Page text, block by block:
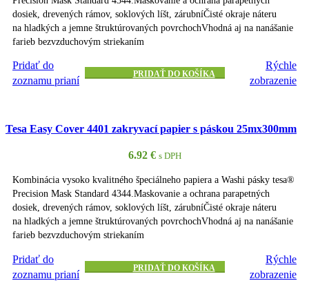
dosiek, drevených rámov, soklových líšt, zárubníČisté okraje náteru
na hladkých a jemne štruktúrovaných povrchochVhodná aj na nanášanie
farieb bezvzduchovým striekaním
Pridať do
zoznamu prianí
PRIDAŤ DO KOŠÍKA
Rýchle
zobrazenie
Tesa Easy Cover 4401 zakryvací papier s páskou 25mx300mm
6.92 € s DPH
Kombinácia vysoko kvalitného špeciálneho papiera a Washi pásky tesa®
Precision Mask Standard 4344.Maskovanie a ochrana parapetných
dosiek, drevených rámov, soklových líšt, zárubníČisté okraje náteru
na hladkých a jemne štruktúrovaných povrchochVhodná aj na nanášanie
farieb bezvzduchovým striekaním
Pridať do
zoznamu prianí
PRIDAŤ DO KOŠÍKA
Rýchle
zobrazenie